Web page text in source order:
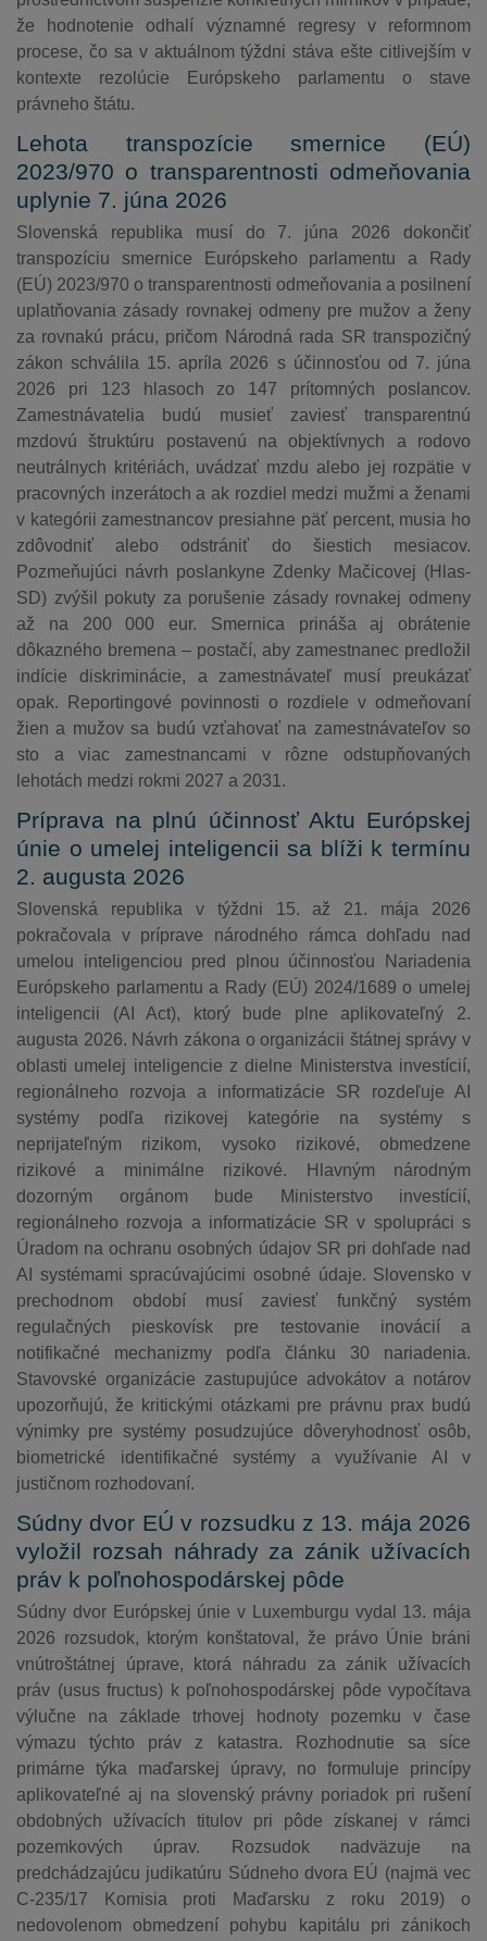
že hodnotenie odhalí významné regresy v reformnom
procese, čo sa v aktuálnom týždni stáva ešte citlivejším v
kontexte rezolúcie Európskeho parlamentu o stave
právneho štátu.
Lehota transpozície smernice (EÚ)
2023/970 o transparentnosti odmeňovania
uplynie 7. júna 2026
Slovenská republika musí do 7. júna 2026 dokončiť
transpozíciu smernice Európskeho parlamentu a Rady
(EÚ) 2023/970 o transparentnosti odmeňovania a posilnení
uplatňovania zásady rovnakej odmeny pre mužov a ženy
za rovnakú prácu, pričom Národná rada SR transpozičný
zákon schválila 15. apríla 2026 s účinnosťou od 7. júna
2026 pri 123 hlasoch zo 147 prítomných poslancov.
Zamestnávatelia budú musieť zaviesť transparentnú
mzdovú štruktúru postavenú na objektívnych a rodovo
neutrálnych kritériách, uvádzať mzdu alebo jej rozpätie v
pracovných inzerátoch a ak rozdiel medzi mužmi a ženami
v kategórii zamestnancov presiahne päť percent, musia ho
zdôvodniť alebo odstrániť do šiestich mesiacov.
Pozmeňujúci návrh poslankyne Zdenky Mačicovej (Hlas-
SD) zvýšil pokuty za porušenie zásady rovnakej odmeny
až na 200 000 eur. Smernica prináša aj obrátenie
dôkazného bremena – postačí, aby zamestnanec predložil
indície diskriminácie, a zamestnávateľ musí preukázať
opak. Reportingové povinnosti o rozdiele v odmeňovaní
žien a mužov sa budú vzťahovať na zamestnávateľov so
sto a viac zamestnancami v rôzne odstupňovaných
lehotách medzi rokmi 2027 a 2031.
Príprava na plnú účinnosť Aktu Európskej
únie o umelej inteligencii sa blíži k termínu
2. augusta 2026
Slovenská republika v týždni 15. až 21. mája 2026
pokračovala v príprave národného rámca dohľadu nad
umelou inteligenciou pred plnou účinnosťou Nariadenia
Európskeho parlamentu a Rady (EÚ) 2024/1689 o umelej
inteligencii (AI Act), ktorý bude plne aplikovateľný 2.
augusta 2026. Návrh zákona o organizácii štátnej správy v
oblasti umelej inteligencie z dielne Ministerstva investícií,
regionálneho rozvoja a informatizácie SR rozdeľuje AI
systémy podľa rizikovej kategórie na systémy s
neprijateľným rizikom, vysoko rizikové, obmedzene
rizikové a minimálne rizikové. Hlavným národným
dozorným orgánom bude Ministerstvo investícií,
regionálneho rozvoja a informatizácie SR v spolupráci s
Úradom na ochranu osobných údajov SR pri dohľade nad
AI systémami spracúvajúcimi osobné údaje. Slovensko v
prechodnom období musí zaviesť funkčný systém
regulačných pieskovísk pre testovanie inovácií a
notifikačné mechanizmy podľa článku 30 nariadenia.
Stavovské organizácie zastupujúce advokátov a notárov
upozorňujú, že kritickými otázkami pre právnu prax budú
výnimky pre systémy posudzujúce dôveryhodnosť osôb,
biometrické identifikačné systémy a využívanie AI v
justičnom rozhodovaní.
Súdny dvor EÚ v rozsudku z 13. mája 2026
vyložil rozsah náhrady za zánik užívacích
práv k poľnohospodárskej pôde
Súdny dvor Európskej únie v Luxemburgu vydal 13. mája
2026 rozsudok, ktorým konštatoval, že právo Únie bráni
vnútroštátnej úprave, ktorá náhradu za zánik užívacích
práv (usus fructus) k poľnohospodárskej pôde vypočítava
výlučne na základe trhovej hodnoty pozemku v čase
výmazu týchto práv z katastra. Rozhodnutie sa síce
primárne týka maďarskej úpravy, no formuluje princípy
aplikovateľné aj na slovenský právny poriadok pri rušení
obdobných užívacích titulov pri pôde získanej v rámci
pozemkových úprav. Rozsudok nadväzuje na
predchádzajúcu judikatúru Súdneho dvora EÚ (najmä vec
C-235/17 Komisia proti Maďarsku z roku 2019) o
nedovolenom obmedzení pohybu kapitálu pri zánikoch